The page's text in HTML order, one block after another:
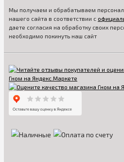
Мы получаем и обрабатываем
нашего сайта в соответствии с
даете согласия на обработку своих
необходимо покинуть наш сайт